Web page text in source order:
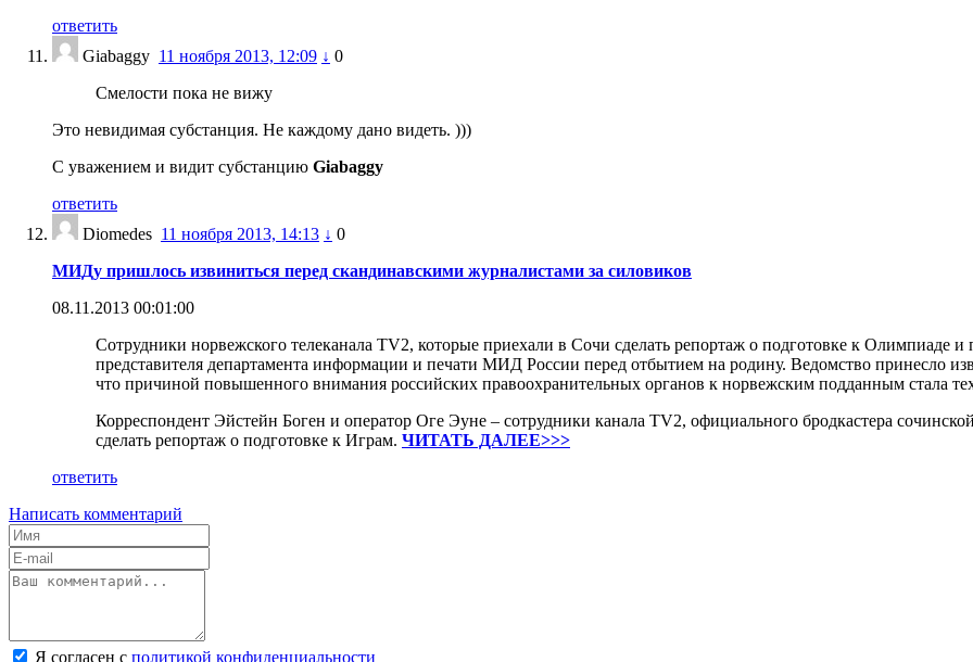
ответить
Giabaggy 11 ноября 2013, 12:09 ↓ 0
Смелости пока не вижу
Это невидимая субстанция. Не каждому дано видеть. )))
С уважением и видит субстанцию Giabaggy
ответить
Diomedes 11 ноября 2013, 14:13 ↓ 0
МИДу пришлось извиниться перед скандинавскими журналистами за силовиков
08.11.2013 00:01:00
Сотрудники норвежского телеканала TV2, которые приехали в Сочи сделать репортаж о подготовке к Олимпиаде
представителя департамента информации и печати МИД России перед отбытием на родину. Ведомство принесло
что причиной повышенного внимания российских правоохранительных органов к норвежским подданным стала
Корреспондент Эйстейн Боген и оператор Оге Эуне – сотрудники канала TV2, официального бродкастера
сделать репортаж о подготовке к Играм. ЧИТАТЬ ДАЛЕЕ>>>
ответить
Написать комментарий
Я согласен с политикой конфиденциальности